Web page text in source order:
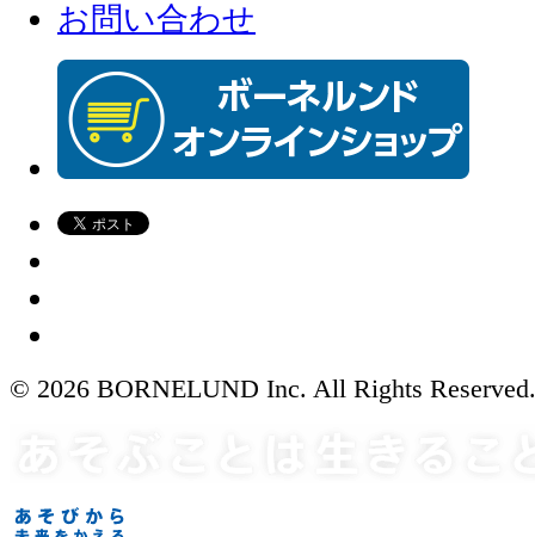
お問い合わせ
© 2026 BORNELUND Inc. All Rights Reserved.